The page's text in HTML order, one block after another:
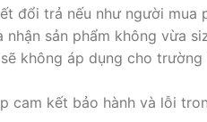
đổi trả nếu như người
nhận sản phẩm không vừa
không áp dụng cho
cam kết bảo hành và lỗi